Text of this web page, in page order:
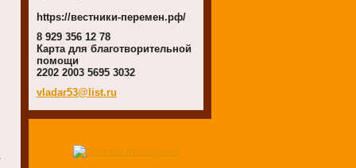
https://вестники-перемен.рф/
8 929 356 12 78
Карта для благотворительной
помощи
2202 2003 5695 3032
vladar53@list.ru